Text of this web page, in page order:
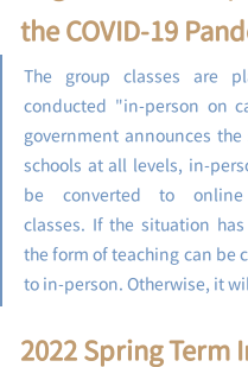
the COVID-19
The group classes are
conducted "in-person on
government announces
schools at all levels, in-
be converted to online
classes. If the situation
the form of teaching can be
to in-person. Otherwise, it
2022 Spring Term